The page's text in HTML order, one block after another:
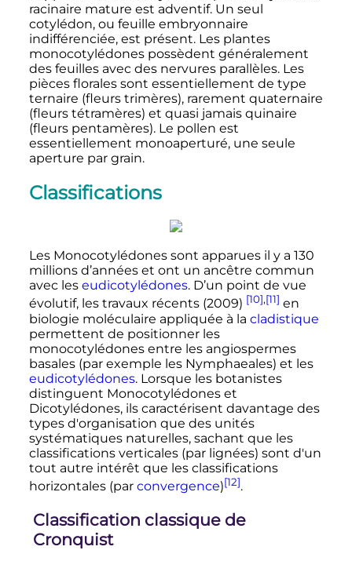
racinaire mature est adventif. Un seul
cotylédon, ou feuille embryonnaire
indifférenciée, est présent. Les plantes
monocotylédones possèdent généralement
des feuilles avec des nervures parallèles. Les
pièces florales sont essentiellement de type
ternaire (fleurs trimères), rarement quaternaire
(fleurs tétramères) et quasi jamais quinaire
(fleurs pentamères). Le pollen est
essentiellement monoaperturé, une seule
aperture par grain.
Classifications
Les Monocotylédones sont apparues il y a 130
millions d’années et ont un ancêtre commun
avec les eudicotylédones. D’un point de vue
évolutif, les travaux récents (2009) [10],[11] en
biologie moléculaire appliquée à la cladistique
permettent de positionner les
monocotylédones entre les angiospermes
basales (par exemple les Nymphaeales) et les
eudicotylédones. Lorsque les botanistes
distinguent Monocotylédones et
Dicotylédones, ils caractérisent davantage des
types d'organisation que des unités
systématiques naturelles, sachant que les
classifications verticales (par lignées) sont d'un
tout autre intérêt que les classifications
horizontales (par convergence)[12].
Classification classique de
Cronquist